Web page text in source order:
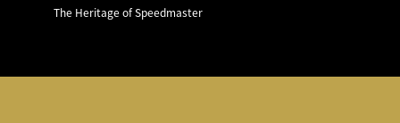
The Heritage of Speedmaster